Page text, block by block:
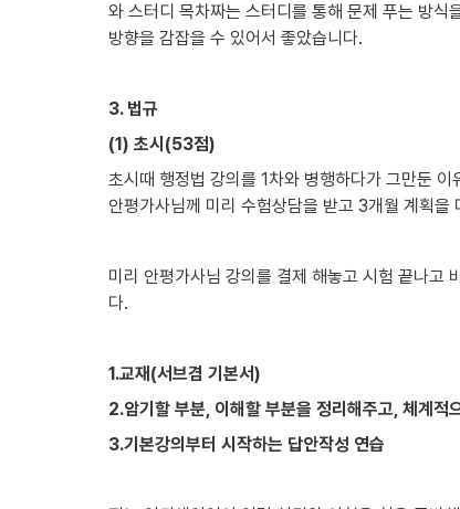
와 스터디 목차짜는 스터디를 통해 문제 푸는 방
방향을 감잡을 수 있어서 좋았습니다.
3. 법규
(1) 초시(53점)
초시때 행정법 강의를 1차와 병행하다가 그만둔
안평가사님께 미리 수험상담을 받고 3개월 계획
미리 안평가사님 강의를 결제 해놓고 시험 끝나고
다.
1.교재(서브겸 기본서)
2.암기할 부분, 이해할 부분을 정리해주고, 체계적
3.기본강의부터 시작하는 답안작성 연습